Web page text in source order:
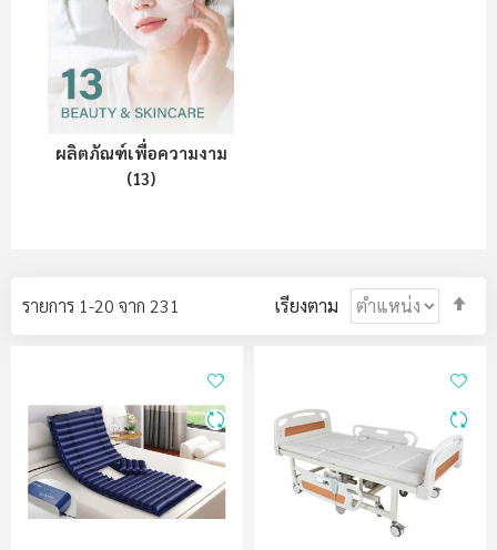
ผลิตภัณฑ์เพื่อความงาม
(13)
รายการ 1-20 จาก 231 เรียงตาม